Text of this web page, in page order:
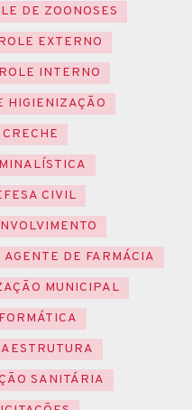
DE ZOONOSES
EXTERNO
INTERNO
HIGIENIZAÇÃO
CIVIL
AGENTE DE FARMÁCIA
MUNICIPAL
SANITÁRIA